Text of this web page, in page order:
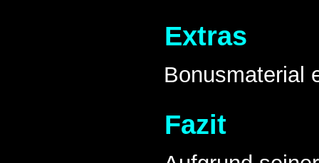
Extras
Bonusmaterial
Fazit